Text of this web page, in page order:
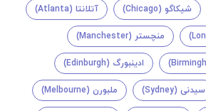
شیکاگو (Chicago) آتلانتا (Atlanta)
منچستر (Manchester)
ادینبورگ (Edinburgh)
سیدنی (Sydney) ملبورن (Melbourne)